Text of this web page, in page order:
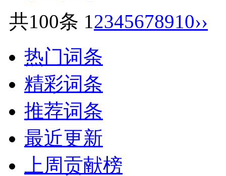
共100条 12345678910››
热门词条
精彩词条
推荐词条
最近更新
上周贡献榜